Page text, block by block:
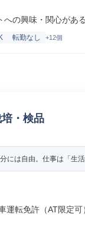
の興味・関心があ
転勤なし +12個
・検品
には自由。仕事は「生
転免許（AT限定可